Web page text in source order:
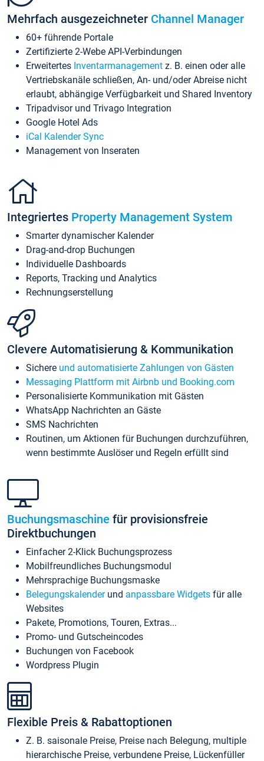
Mehrfach ausgezeichneter Channel Manager
60+ führende Portale
Zertifizierte 2-Webe API-Verbindungen
Erweitertes Inventarmanagement z. B. einen oder alle
Vertriebskanäle schließen, An- und/oder Abreise nicht
erlaubt, abhängige Verfügbarkeit und Shared Inventory
Tripadvisor und Trivago Integration
Google Hotel Ads
iCal Kalender Sync
Management von Inseraten
Integriertes Property Management System
Smarter dynamischer Kalender
Drag-and-drop Buchungen
Individuelle Dashboards
Reports, Tracking und Analytics
Rechnungserstellung
Clevere Automatisierung & Kommunikation
Sichere und automatisierte Zahlungen von Gästen
Messaging Plattform mit Airbnb und Booking.com
Personalisierte Kommunikation mit Gästen
WhatsApp Nachrichten an Gäste
SMS Nachrichten
Routinen, um Aktionen für Buchungen durchzuführen,
wenn bestimmte Auslöser und Regeln erfüllt sind
Buchungsmaschine für provisionsfreie
Direktbuchungen
Einfacher 2-Klick Buchungsprozess
Mobilfreundliches Buchungsmodul
Mehrsprachige Buchungsmaske
Belegungskalenderund anpassbare Widgets für alle
Websites
Pakete, Promotions, Touren, Extras...
Promo- und Gutscheincodes
Buchungen von Facebook
Wordpress Plugin
Flexible Preis & Rabattoptionen
Z. B. saisonale Preise, Preise nach Belegung, multiple
hierarchische Preise, verbundene Preise, Lückenfüller